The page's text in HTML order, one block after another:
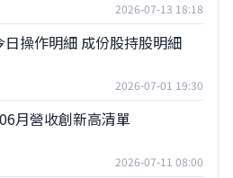
2026-07-13 18:18
操作明細 成份股持股明細
2026-07-01 19:30
月營收創新高清單
2026-07-11 08:00